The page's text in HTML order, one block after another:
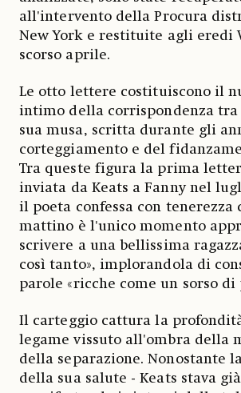
all'intervento della Procura
New York e restituite agli eredi
scorso aprile.
Le otto lettere costituiscono il
intimo della corrispondenza
sua musa, scritta durante gli
corteggiamento e del
Tra queste figura la prima
inviata da Keats a Fanny nel
il poeta confessa con tenerezza
mattino è l'unico momento
scrivere a una bellissima
così tanto», implorandola di
parole «ricche come un sorso di
Il carteggio cattura la
legame vissuto all'ombra della
della separazione. Nonostante
della sua salute - Keats stava già